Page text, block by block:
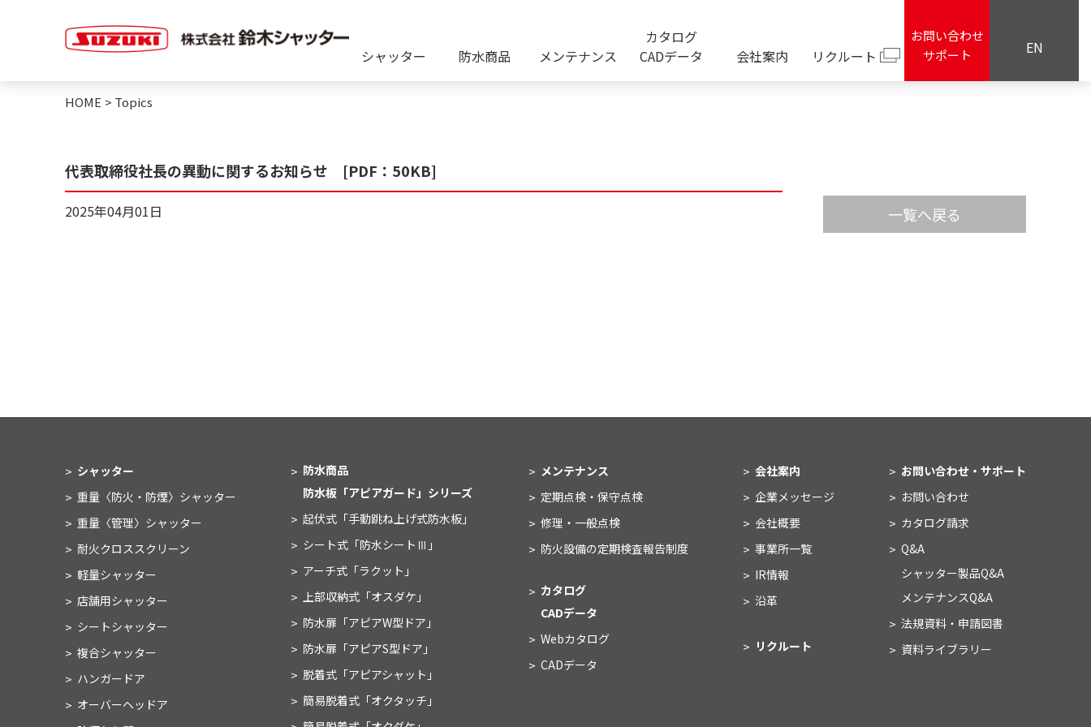
シャッター 防水商品 メンテナンス
カタログ
CADデータ
会社案内 リクルート
お問い合わせ
サポート
EN
HOME > Topics
代表取締役社長の異動に関するお知らせ [PDF：50KB]
2025年04月01日 一覧へ戻る
シャッター
重量〈防火・防煙〉 シャッター
重量〈管理〉 シャッター
耐火クロススクリーン
軽量シャッター
店舗用シャッター
シートシャッター
複合シャッター
ハンガードア
オーバーヘッドア
防水商品
防水板 「アピアガード」シリーズ
起伏式 「手動跳ね上げ式防水板」
シート式 「防水シートⅢ」
アーチ式 「ラクット」
上部収納式 「オスダケ」
防水扉 「アピアW型ドア」
防水扉 「アピアS型ドア」
脱着式 「アピアシャット」
簡易脱着式 「オクタッチ」
メンテナンス
定期点検・保守点検
修理・一般点検
防火設備の定期検査報告制度
カタログ
CADデータ
Webカタログ
CADデータ
会社案内
企業メッセージ
会社概要
事業所一覧
IR情報
沿革
リクルート
お問い合わせ・ サポート
お問い合わせ
カタログ請求
Q&A
シャッター製品Q&A
メンテナンスQ&A
法規資料・申請図書
資料ライブラリー